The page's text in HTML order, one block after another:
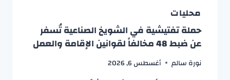
محليات
حملة تفتيشية في الشويخ الصناعية تُسفر
عن ضبط 48 مخالفاً لقوانين الإقامة والعمل
نورة سالم أغسطس 6, 2026